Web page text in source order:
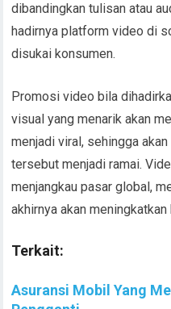
dibandingkan tulisan atau
hadirnya platform video di
disukai konsumen.
Promosi video bila
visual yang menarik akan
menjadi viral, sehingga
tersebut menjadi ramai.
menjangkau pasar global,
akhirnya akan
Terkait:
Asuransi Mobil Yang